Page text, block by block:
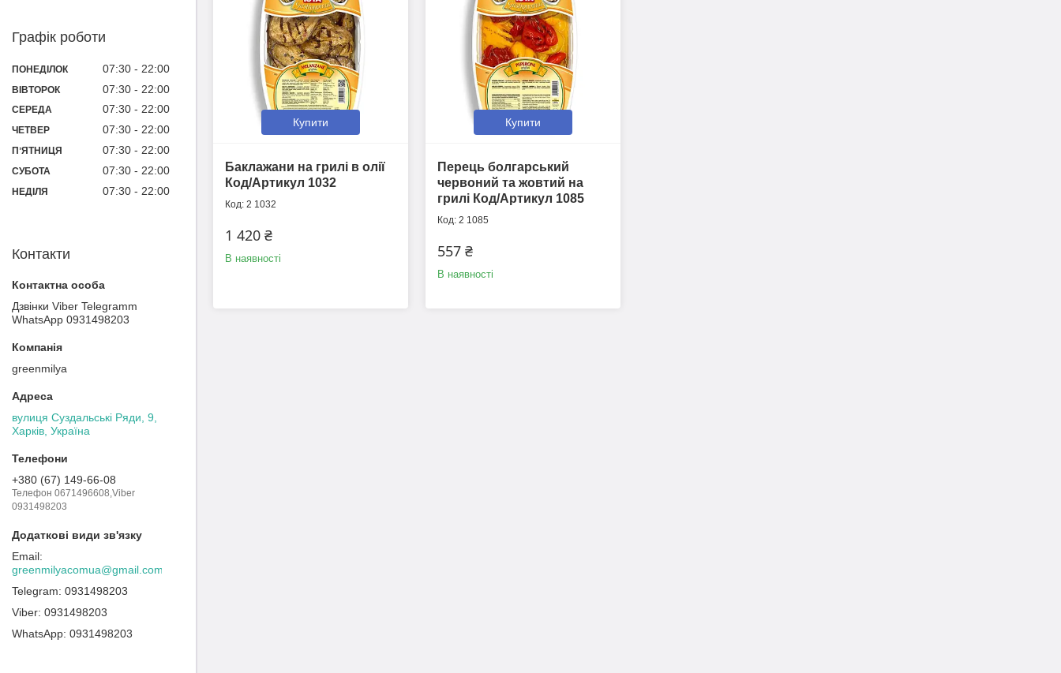
Купити
Баклажани на грилі в олії
Код/Артикул 1032
2 1032
1 420 ₴
В наявності
Купити
Перець болгарський
червоний та жовтий на
грилі Код/Артикул 1085
2 1085
557 ₴
В наявності
Графік роботи
ПОНЕДІЛОК 07:30 22:00
ВІВТОРОК 07:30 22:00
СЕРЕДА 07:30 22:00
ЧЕТВЕР 07:30 22:00
ПʼЯТНИЦЯ 07:30 22:00
СУБОТА 07:30 22:00
НЕДІЛЯ 07:30 22:00
Контакти
Дзвінки Viber Telegramm
WhatsApp 0931498203
greenmilya
вулиця Суздальські Ряди, 9,
Харків, Україна
+380 (67) 149-66-08
Телефон 0671496608,Viber
0931498203
greenmilyacomua@gmail.com
0931498203
0931498203
0931498203